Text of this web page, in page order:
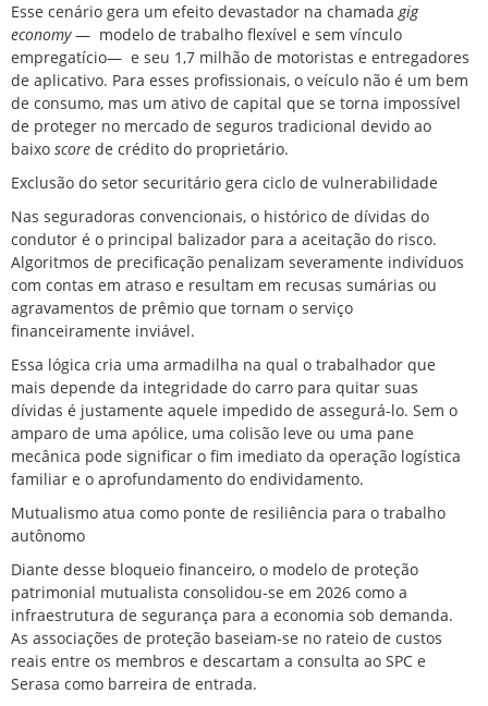
Esse cenário gera um efeito devastador na chamadagig
economy— modelo de trabalho flexível e sem vínculo
empregatício— e seu 1,7 milhão de motoristas e entregadores
de aplicativo. Para esses profissionais, o veículo não é um bem
de consumo, mas um ativo de capital que se torna impossível
de proteger no mercado de seguros tradicional devido ao
baixo score de crédito do proprietário.
Exclusão do setor securitário gera ciclo de vulnerabilidade
Nas seguradoras convencionais, o histórico de dívidas do
condutor é o principal balizador para a aceitação do risco.
Algoritmos de precificação penalizam severamente indivíduos
com contas em atraso e resultam em recusas sumárias ou
agravamentos de prêmio que tornam o serviço
financeiramente inviável.
Essa lógica cria uma armadilha na qual o trabalhador que
mais depende da integridade do carro para quitar suas
dívidas é justamente aquele impedido de assegurá-lo. Sem o
amparo de uma apólice, uma colisão leve ou uma pane
mecânica pode significar o fim imediato da operação logística
familiar e o aprofundamento do endividamento.
Mutualismo atua como ponte de resiliência para o trabalho
autônomo
Diante desse bloqueio financeiro, o modelo de proteção
patrimonial mutualista consolidou-se em 2026 como a
infraestrutura de segurança para a economia sob demanda.
As associações de proteção baseiam-se no rateio de custos
reais entre os membros e descartam a consulta ao SPC e
Serasa como barreira de entrada.